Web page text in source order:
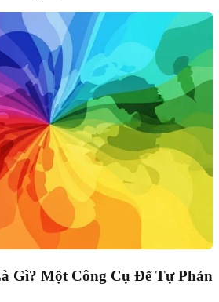
Gì? Một Công Cụ Để Tự Phản